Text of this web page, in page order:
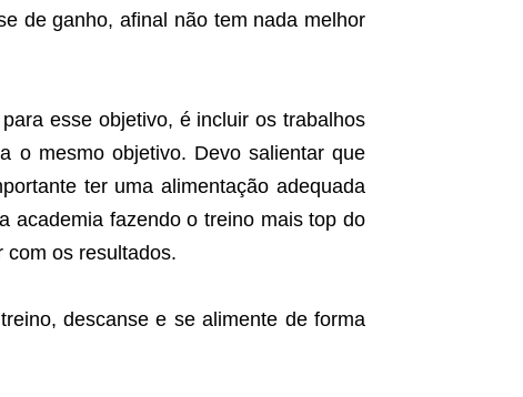
de ganho, afinal não tem nada melhor
esse objetivo, é incluir os trabalhos
o mesmo objetivo. Devo salientar que
ter uma alimentação adequada
academia fazendo o treino mais top do
com os resultados.
descanse e se alimente de forma